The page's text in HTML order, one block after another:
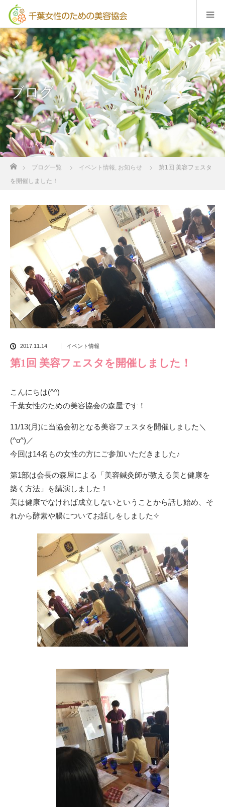
ブログ
ブログ一覧 イベント情報, お知らせ
第1回 美容フェスタ
を開催しました！
2017.11.14 イベント情報
第1回 美容フェスタを開催しました！
こんにちは(^^)
千葉女性のための美容協会の森屋です！
11/13(月)に当協会初となる美容フェスタを開催しました＼
(^o^)／
今回は14名もの女性の方にご参加いただきました♪
第1部は会長の森屋による「美容鍼灸師が教える美と健康を
築く方法」を講演しました！
美は健康でなければ成立しないということから話し始め、そ
れから酵素や腸についてお話しをしました✧